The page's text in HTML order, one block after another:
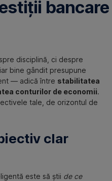
bancare
disciplină, ci despre
bine gândit presupune
— adică între stabilitatea
conturilor de economii.
tale, de orizontul de
clar
este să știi de ce